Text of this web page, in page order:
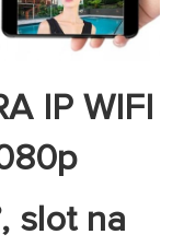
IP WIFI
slot na